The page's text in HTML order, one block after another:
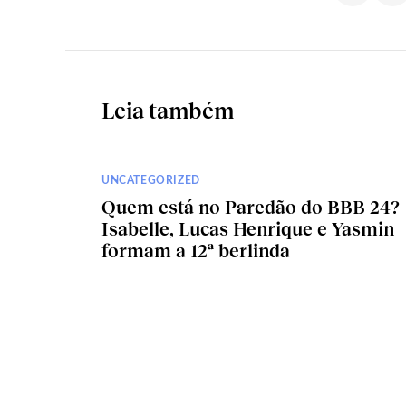
Leia também
UNCATEGORIZED
Quem está no Paredão do BBB 24?
Isabelle, Lucas Henrique e Yasmin
formam a 12ª berlinda